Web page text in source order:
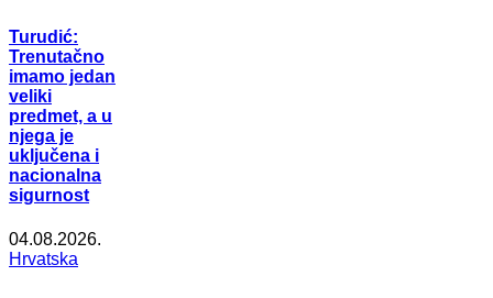
Turudić:
Trenutačno
imamo jedan
veliki
predmet, a u
njega je
uključena i
nacionalna
sigurnost
04.08.2026.
Hrvatska